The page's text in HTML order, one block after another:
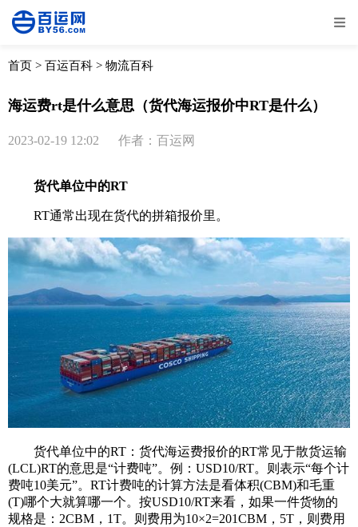
全部 物流资讯
取消
首页 > 百运百科 > 物流百科
海运费rt是什么意思（货代海运报价中RT是什么）
2023-02-19 12:02 作者：百运网
货代单位中的RT
RT通常出现在货代的拼箱报价里。
货代单位中的RT：货代海运费报价的RT常见于散货运输
(LCL)RT的意思是“计费吨”。例：USD10/RT。则表示“每个计
费吨10美元”。RT计费吨的计算方法是看体积(CBM)和毛重
(T)哪个大就算哪一个。按USD10/RT来看，如果一件货物的
规格是：2CBM，1T。则费用为10×2=201CBM，5T，则费用